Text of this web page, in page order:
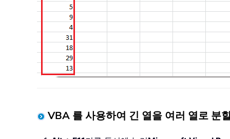
VBA 를 사용하여 긴 열을 여러 열로 분